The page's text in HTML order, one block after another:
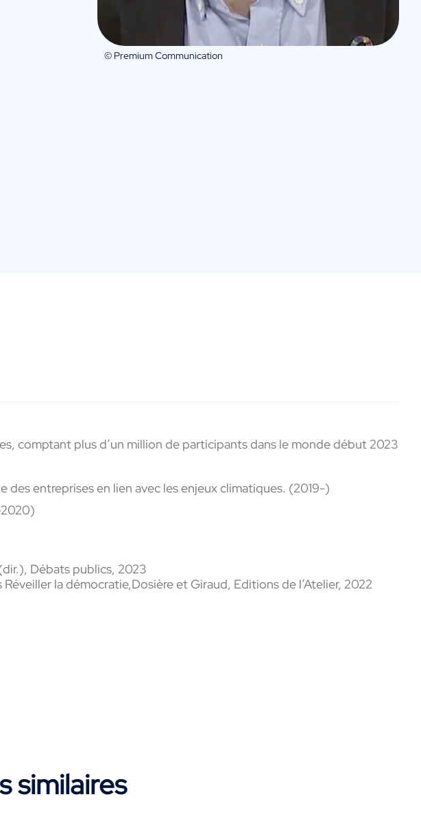
© Premium Communication
comptant plus d’un million de participants dans le monde début 2023
entreprises en lien avec les enjeux climatiques. (2019-)
dir.), Débats publics, 2023
Réveiller la démocratie,Dosièreet Giraud, Editions de l’Atelier, 2022
similaires